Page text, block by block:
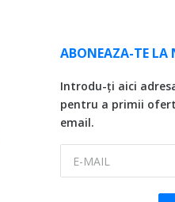
ABONEAZA-TE LA
Introdu-ți aici
pentru a primii
email.